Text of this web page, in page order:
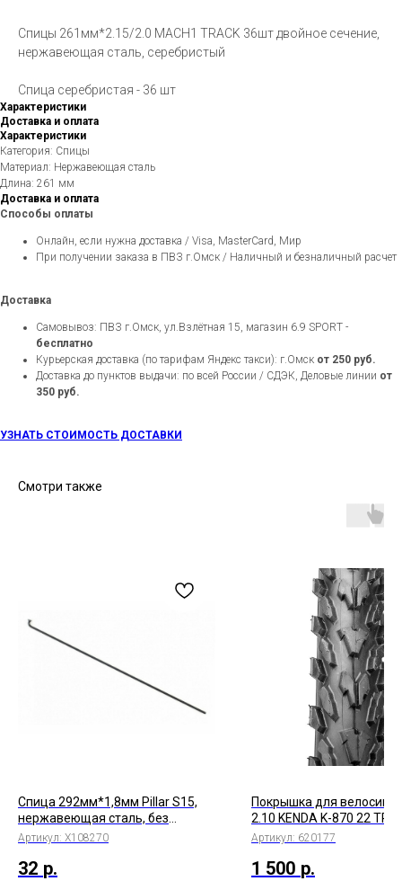
Спицы 261мм*2.15/2.0 MACH1 TRACK 36шт двойное сечение,
нержавеющая сталь, серебристый
Спица серебристая - 36 шт
Характеристики
Доставка и оплата
Характеристики
Категория: Спицы
Материал: Нержавеющая сталь
Длина: 261 мм
Доставка и оплата
Способы оплаты
Онлайн, если нужна доставка / Visa, MasterCard, Мир
При получении заказа в ПВЗ г.Омск / Наличный и безналичный расчет
Доставка
Самовывоз: ПВЗ г.Омск, ул.Взлётная 15, магазин 6.9 SPORT -
бесплатно
Курьерская доставка (по тарифам Яндекс такси): г.Омск от 250 руб.
Доставка до пунктов выдачи: по всей России / СДЭК, Деловые линии от
350 руб.
УЗНАТЬ СТОИМОСТЬ ДОСТАВКИ
Смотри также
Спица 292мм*1,8мм Pillar S15,
нержавеющая сталь, без
ниппеля, черный
Артикул: Х108270
32 р.
Покрышка для
2.10 KENDA K-870 22 TPI
Артикул: 620177
1 500 р.